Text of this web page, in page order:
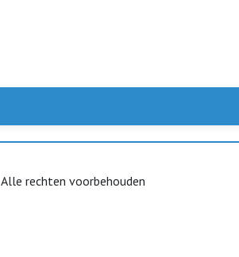
Alle rechten voorbehouden